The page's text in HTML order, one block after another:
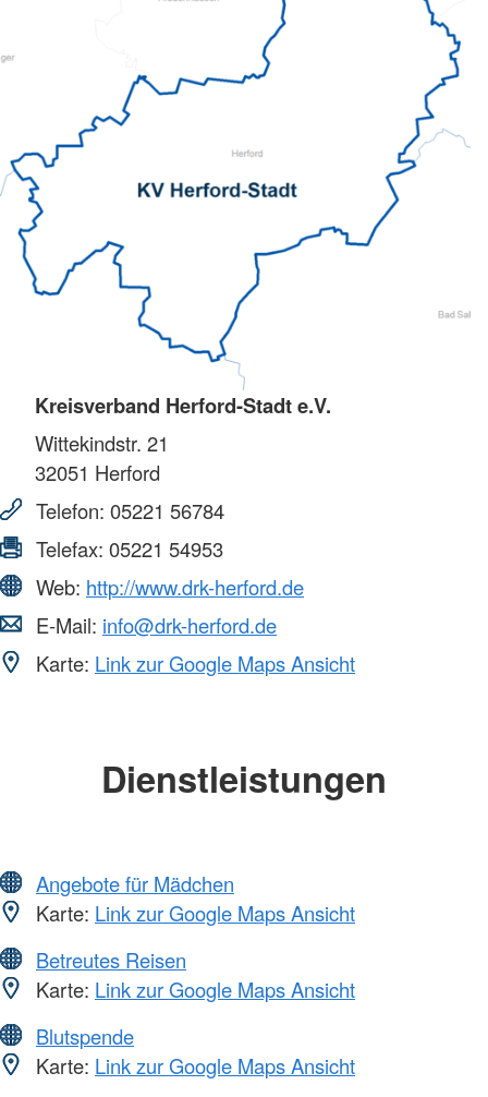
Kreisverband Herford-Stadt e.V.
Wittekindstr. 21
32051 Herford
Telefon: 05221 56784
Telefax: 05221 54953
Web: http://www.drk-herford.de
E-Mail: info@drk-herford.de
Karte: Link zur Google Maps Ansicht
Dienstleistungen
Angebote für Mädchen
Karte: Link zur Google Maps Ansicht
Betreutes Reisen
Karte: Link zur Google Maps Ansicht
Blutspende
Karte: Link zur Google Maps Ansicht